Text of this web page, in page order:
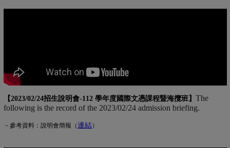
【2023/02/24招生說明會-112 學年度國際文憑課程暨海攬班】 The
following is the record of the 2023/02/24 admission briefing.
－參考資料：說明會簡報（連結(另開新視窗)
）